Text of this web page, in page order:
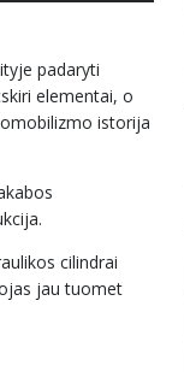
padaryti
elementai, o
istorija
cilindrai
jau tuomet